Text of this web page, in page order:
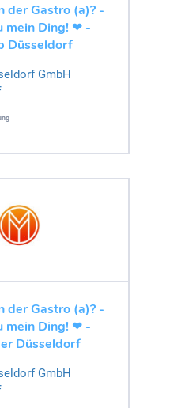
der Gastro (a)? -
mein Ding! ❤ -
Düsseldorf
GmbH
der Gastro (a)? -
mein Ding! ❤ -
Düsseldorf
GmbH